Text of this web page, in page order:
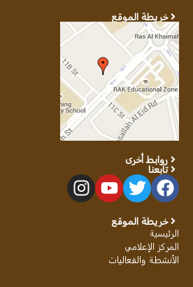
خريطة الموقع
الرئيسية
المركز الإعلامي
الأنشطة والفعاليات
روابط أخرى
تابعنا
خريطة الموقع